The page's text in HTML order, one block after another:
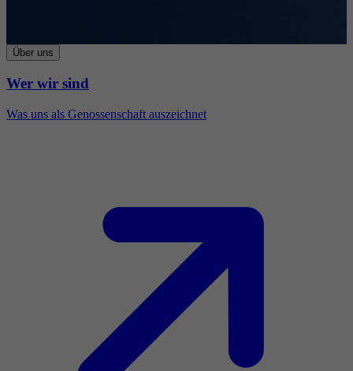
Über uns
Wer wir sind
Was uns als Genossenschaft auszeichnet